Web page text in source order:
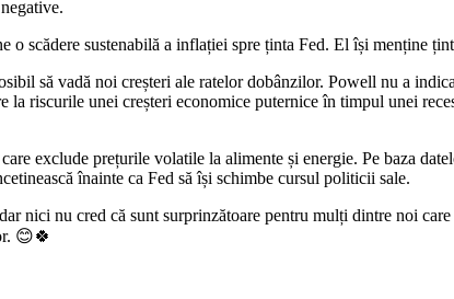
scădere sustenabilă a inflației spre ținta Fed. El își menține
să vadă noi creșteri ale ratelor dobânzilor. Powell nu a
riscurile unei creșteri economice puternice în timpul unei
exclude prețurile volatile la alimente și energie. Pe baza
înainte ca Fed să își schimbe cursul politicii sale.
nici nu cred că sunt surprinzătoare pentru mulți dintre noi
😊🍀